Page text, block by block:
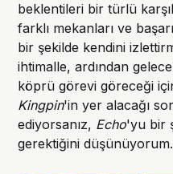
beklentileri bir türlü
farklı mekanları ve
bir şekilde kendini
ihtimalle, ardından
köprü görevi göreceği
Kingpin'in yer alacağı
ediyorsanız, Echo'yu bir
gerektiğini düşünüyorum.